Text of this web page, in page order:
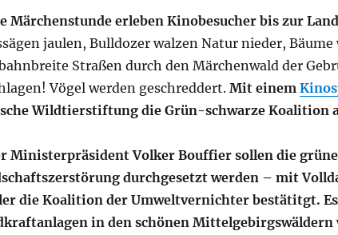
Märchenstunde erleben Kinobesucher bis zur
jaulen, Bulldozer walzen Natur nieder,
Straßen durch den Märchenwald der
Vögel werden geschreddert. Mit einem
Wildtierstiftung die Grün-schwarze Koalition
Ministerpräsident Volker Bouffier sollen die
durchgesetzt werden – mit
die Koalition der Umweltvernichter bestätitgt.
in den schönen Mittelgebirgswäldern